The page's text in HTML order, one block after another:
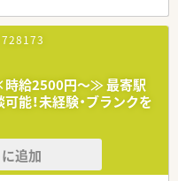
728173
時給2500円～≫ 最寄駅
能！未経験・ブランクを
追加